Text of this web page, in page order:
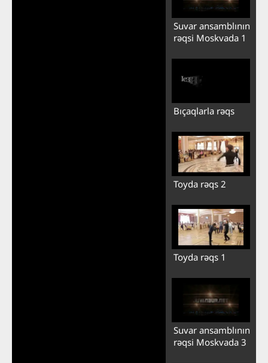
Suvar ansamblının
rəqsi Moskvada 1
Bıçaqlarla rəqs
Toyda rəqs 2
Toyda rəqs 1
Suvar ansamblının
rəqsi Moskvada 3